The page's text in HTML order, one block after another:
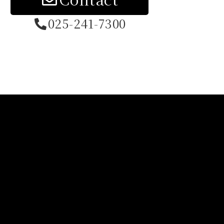
025-241-7300